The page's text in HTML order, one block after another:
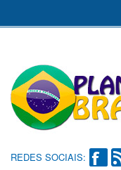
REDES SOCIAIS: